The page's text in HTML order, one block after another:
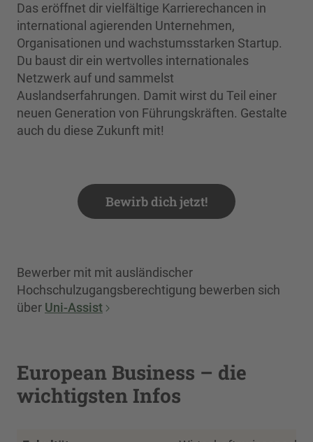
Das eröffnet dir vielfältige Karrierechancen in
international agierenden Unternehmen,
Organisationen und wachstumsstarken Startup.
Du baust dir ein wertvolles internationales
Netzwerk auf und sammelst
Auslandserfahrungen. Damit wirst du Teil einer
neuen Generation von Führungskräften. Gestalte
auch du diese Zukunft mit!
Bewirb dich jetzt!
Bewerber mit mit ausländischer
Hochschulzugangsberechtigung bewerben sich
über Uni-Assist
European Business – die
wichtigsten Infos